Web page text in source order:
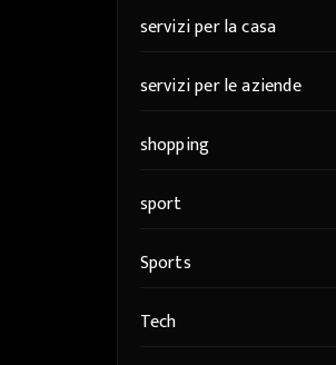
servizi per la casa
servizi per le aziende
shopping
sport
Sports
Tech